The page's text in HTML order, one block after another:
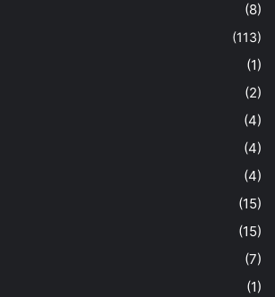
(8)
(113)
(1)
(2)
(4)
(4)
(4)
(15)
(15)
(7)
(1)